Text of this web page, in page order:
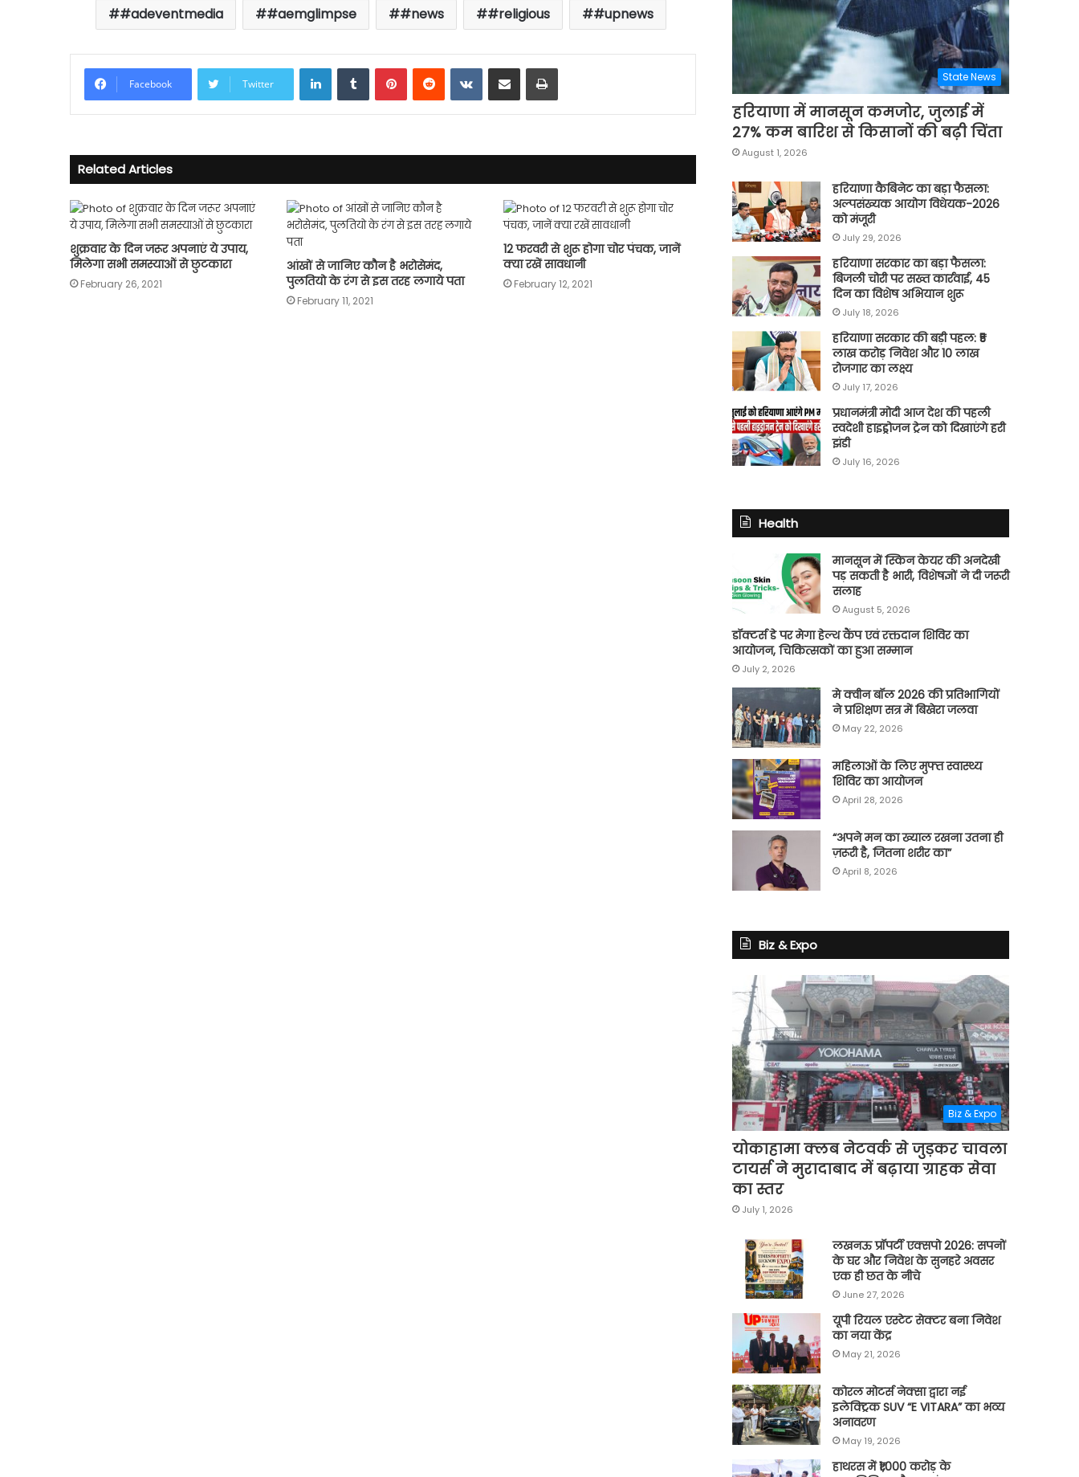
#adeventmedia #aemglimpse #news #religious #upnews
Facebook Twitter
LinkedInTumblrPinterestReddit VKontakte
Share via Email Print
Related Articles
शुक्रवार के दिन जरूर अपनाएं ये उपाय,
मिलेगा सभी समस्याओं से छुटकारा
February 26, 2021
आंखों से जानिए कौन है भरोसेमंद,
पुलतियो के रंग से इस तरह लगाये पता
February 11, 2021
12 फरवरी से शुरू होगा चोर पंचक, जानें
क्या रखें सावधानी
February 12, 2021
State News
हरियाणा में मानसून कमजोर, जुलाई में
27% कम बारिश से किसानों की बढ़ी चिंता
August 1, 2026
हरियाणा कैबिनेट का बड़ा फैसला:
अल्पसंख्यक आयोग विधेयक-2026
को मंजूरी
July 29, 2026
हरियाणा सरकार का बड़ा फैसला:
बिजली चोरी पर सख्त कार्रवाई, 45
दिन का विशेष अभियान शुरू
July 18, 2026
हरियाणा सरकार की बड़ी पहल: ₹5
लाख करोड़ निवेश और 10 लाख
रोजगार का लक्ष्य
July 17, 2026
प्रधानमंत्री मोदी आज देश की पहली
स्वदेशी हाइड्रोजन ट्रेन को दिखाएंगे हरी
झंडी
July 16, 2026
Health
मानसून में स्किन केयर की अनदेखी
पड़ सकती है भारी, विशेषज्ञों ने दी जरूरी
सलाह
August 5, 2026
डॉक्टर्स डे पर मेगा हेल्थ कैंप एवं रक्तदान शिविर का
आयोजन, चिकित्सकों का हुआ सम्मान
July 2, 2026
मे क्वीन बॉल 2026 की प्रतिभागियों
ने प्रशिक्षण सत्र में बिखेरा जलवा
May 22, 2026
महिलाओं के लिए मुफ्त स्वास्थ्य
शिविर का आयोजन
April 28, 2026
“अपने मन का ख्याल रखना उतना ही
ज़रूरी है, जितना शरीर का”
April 8, 2026
Biz & Expo
Biz & Expo
योकाहामा क्लब नेटवर्क से जुड़कर चावला
टायर्स ने मुरादाबाद में बढ़ाया ग्राहक सेवा
का स्तर
July 1, 2026
लखनऊ प्रॉपर्टी एक्सपो 2026: सपनों
के घर और निवेश के सुनहरे अवसर
एक ही छत के नीचे
June 27, 2026
यूपी रियल एस्टेट सेक्टर बना निवेश
का नया केंद्र
May 21, 2026
कोरल मोटर्स नेक्सा द्वारा नई
इलेक्ट्रिक SUV “E VITARA” का भव्य
अनावरण
May 19, 2026
हाथरस में ₹1,000 करोड़ के